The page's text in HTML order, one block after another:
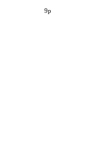
9p